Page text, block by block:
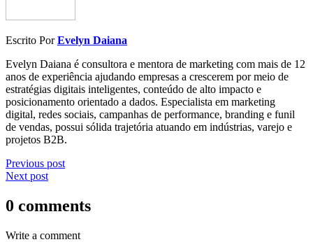
Escrito PorEvelyn Daiana
Evelyn Daiana é consultora e mentora de marketing com mais de 12
anos de experiência ajudando empresas a crescerem por meio de
estratégias digitais inteligentes, conteúdo de alto impacto e
posicionamento orientado a dados. Especialista em marketing
digital, redes sociais, campanhas de performance, branding e funil
de vendas, possui sólida trajetória atuando em indústrias, varejo e
projetos B2B.
Previous post
Next post
0 comments
Write a comment